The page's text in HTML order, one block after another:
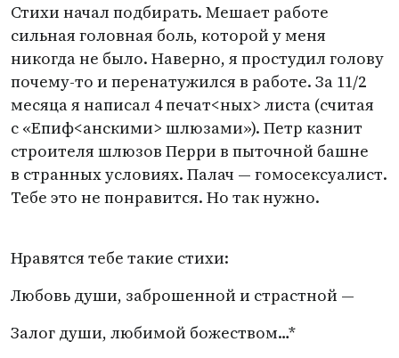
Стихи начал подбирать. Мешает работе
сильная головная боль, которой у меня
никогда не было. Наверно, я простудил голову
почему-то и перенатужился в работе. За 11/2
месяца я написал 4 печат<ных> листа (считая
с «Епиф<анскими> шлюзами»). Петр казнит
строителя шлюзов Перри в пыточной башне
в странных условиях. Палач — гомосексуалист.
Тебе это не понравится. Но так нужно.
Нравятся тебе такие стихи:
Любовь души, заброшенной и страстной —
Залог души, любимой божеством…*